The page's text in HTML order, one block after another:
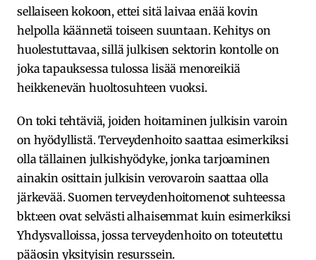
sellaiseen kokoon, ettei sitä laivaa enää kovin
helpolla käännetä toiseen suuntaan. Kehitys on
huolestuttavaa, sillä julkisen sektorin kontolle on
joka tapauksessa tulossa lisää menoreikiä
heikkenevän huoltosuhteen vuoksi.
On toki tehtäviä, joiden hoitaminen julkisin varoin
on hyödyllistä. Terveydenhoito saattaa esimerkiksi
olla tällainen julkishyödyke, jonka tarjoaminen
ainakin osittain julkisin verovaroin saattaa olla
järkevää. Suomen terveydenhoitomenot suhteessa
bkt:een ovat selvästi alhaisemmat kuin esimerkiksi
Yhdysvalloissa, jossa terveydenhoito on toteutettu
pääosin yksityisin resurssein.